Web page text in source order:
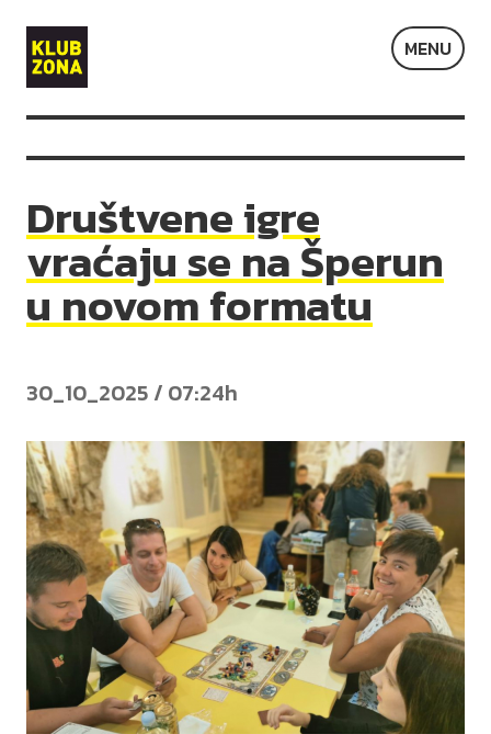
Klub
Zona
MENU
Društvene igre
vraćaju se na Šperun
u novom formatu
30_10_2025 / 07:24h